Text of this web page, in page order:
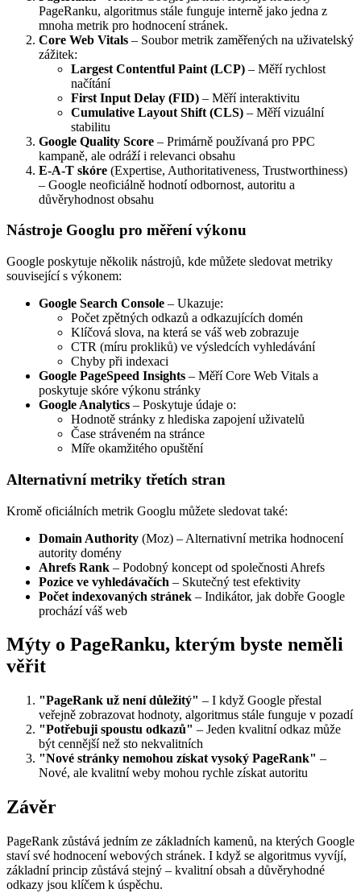
PageRanku, algoritmus stále funguje interně jako jedna z
mnoha metrik pro hodnocení stránek.
Core Web Vitals – Soubor metrik zaměřených na uživatelský
zážitek:
Largest Contentful Paint (LCP) – Měří rychlost
načítání
First Input Delay (FID) – Měří interaktivitu
Cumulative Layout Shift (CLS) – Měří vizuální
stabilitu
Google Quality Score – Primárně používaná pro PPC
kampaně, ale odráží i relevanci obsahu
E-A-T skóre (Expertise, Authoritativeness, Trustworthiness)
– Google neoficiálně hodnotí odbornost, autoritu a
důvěryhodnost obsahu
Nástroje Googlu pro měření výkonu
Google poskytuje několik nástrojů, kde můžete sledovat metriky
související s výkonem:
Google Search Console – Ukazuje:
Počet zpětných odkazů a odkazujících domén
Klíčová slova, na která se váš web zobrazuje
CTR (míru prokliků) ve výsledcích vyhledávání
Chyby při indexaci
Google PageSpeed Insights – Měří Core Web Vitals a
poskytuje skóre výkonu stránky
Google Analytics – Poskytuje údaje o:
Hodnotě stránky z hlediska zapojení uživatelů
Čase stráveném na stránce
Míře okamžitého opuštění
Alternativní metriky třetích stran
Kromě oficiálních metrik Googlu můžete sledovat také:
Domain Authority (Moz) – Alternativní metrika hodnocení
autority domény
Ahrefs Rank – Podobný koncept od společnosti Ahrefs
Pozice ve vyhledávačích – Skutečný test efektivity
Počet indexovaných stránek – Indikátor, jak dobře Google
prochází váš web
Mýty o PageRanku, kterým byste neměli
věřit
"PageRank už není důležitý" – I když Google přestal
veřejně zobrazovat hodnoty, algoritmus stále funguje v pozadí
"Potřebuji spoustu odkazů" – Jeden kvalitní odkaz může
být cennější než sto nekvalitních
"Nové stránky nemohou získat vysoký PageRank" –
Nové, ale kvalitní weby mohou rychle získat autoritu
Závěr
PageRank zůstává jedním ze základních kamenů, na kterých Google
staví své hodnocení webových stránek. I když se algoritmus vyvíjí,
základní princip zůstává stejný – kvalitní obsah a důvěryhodné
odkazy jsou klíčem k úspěchu.